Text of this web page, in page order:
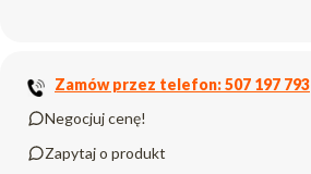
Zamów przez telefon: 507 197 793
Negocjuj cenę!
Zapytaj o produkt